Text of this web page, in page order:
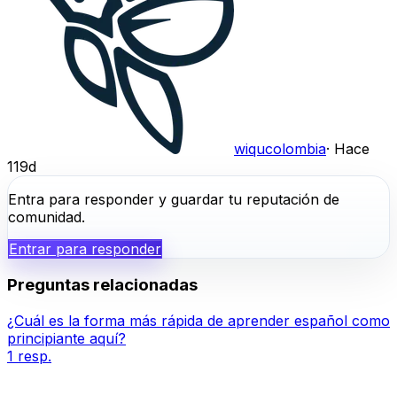
wiqucolombia· Hace
119d
Entra para responder y guardar tu reputación de
comunidad.
Entrar para responder
Preguntas relacionadas
¿Cuál es la forma más rápida de aprender español como
principiante aquí?
1 resp.